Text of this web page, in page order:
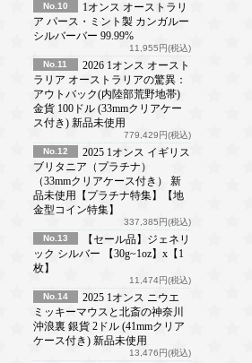
No.10
1オンス オーストラリ
ア パース・ミント製 カンガルー
シルバーバー 99.99%
11,955円(税込)
No.11
2026 1オンス オースト
ラリア オーストラリアの驚異：
アウトバック(内陸部荒野地帯)
金貨 100ドル (33mmクリアケー
ス付き) 新品未使用
779,429円(税込)
No.12
2025 1オンス イギリス
ブリタニア（プラチナ）
（33mmクリアケース付き） 新
品未使用【プラチナ特集】【地
金型コイン特集】
337,385円(税込)
No.13
【セール品】ジェネリ
ック シルバー 【30g~1oz】x【1
枚】
11,474円(税込)
No.14
2025 1オンス ニウエ
ミッキーマウスと北斎の神奈川
沖浪裏 銀貨 2ドル (41mmクリア
ケース付き) 新品未使用
13,476円(税込)